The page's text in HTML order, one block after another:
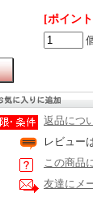
[ポイン
返品につ
レビュー
この商品
友達にメ